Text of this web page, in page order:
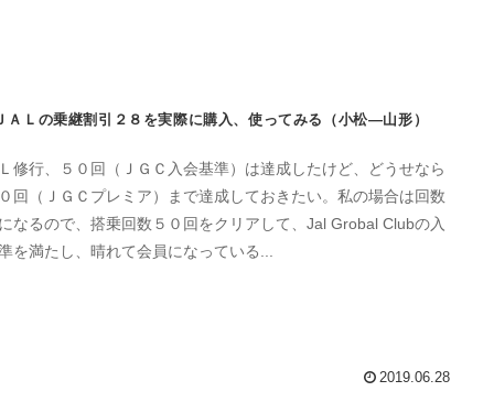
ＡＬの乗継割引２８を実際に購入、使ってみる（小松―山形）
修行、５０回（ＪＧＣ入会基準）は達成したけど、どうせなら
回（ＪＧＣプレミア）まで達成しておきたい。私の場合は回数
なるので、搭乗回数５０回をクリアして、Jal Grobal Clubの入
を満たし、晴れて会員になっている...
2019.06.28